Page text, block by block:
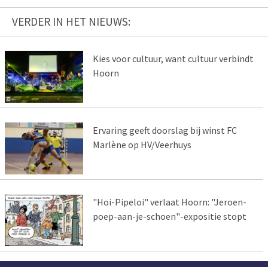
VERDER IN HET NIEUWS:
Kies voor cultuur, want cultuur verbindt
Hoorn
Ervaring geeft doorslag bij winst FC
Marlène op HV/Veerhuys
"Hoi-Pipeloi" verlaat Hoorn: "Jeroen-
poep-aan-je-schoen"-expositie stopt